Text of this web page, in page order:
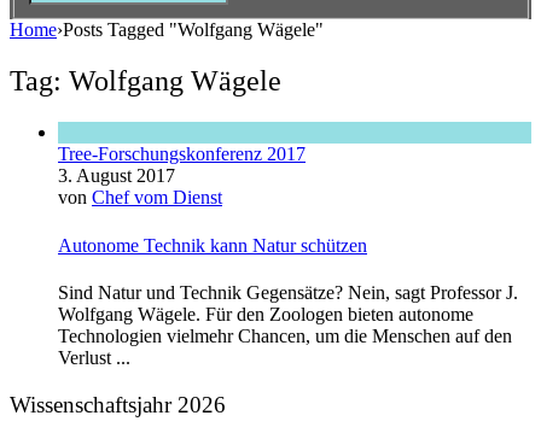
Home›Posts Tagged "Wolfgang Wägele"
Tag: Wolfgang Wägele
Tree-Forschungskonferenz 2017
3. August 2017
von Chef vom Dienst
Autonome Technik kann Natur schützen
Sind Natur und Technik Gegensätze? Nein, sagt Professor J.
Wolfgang Wägele. Für den Zoologen bieten autonome
Technologien vielmehr Chancen, um die Menschen auf den
Verlust ...
Wissenschaftsjahr 2026